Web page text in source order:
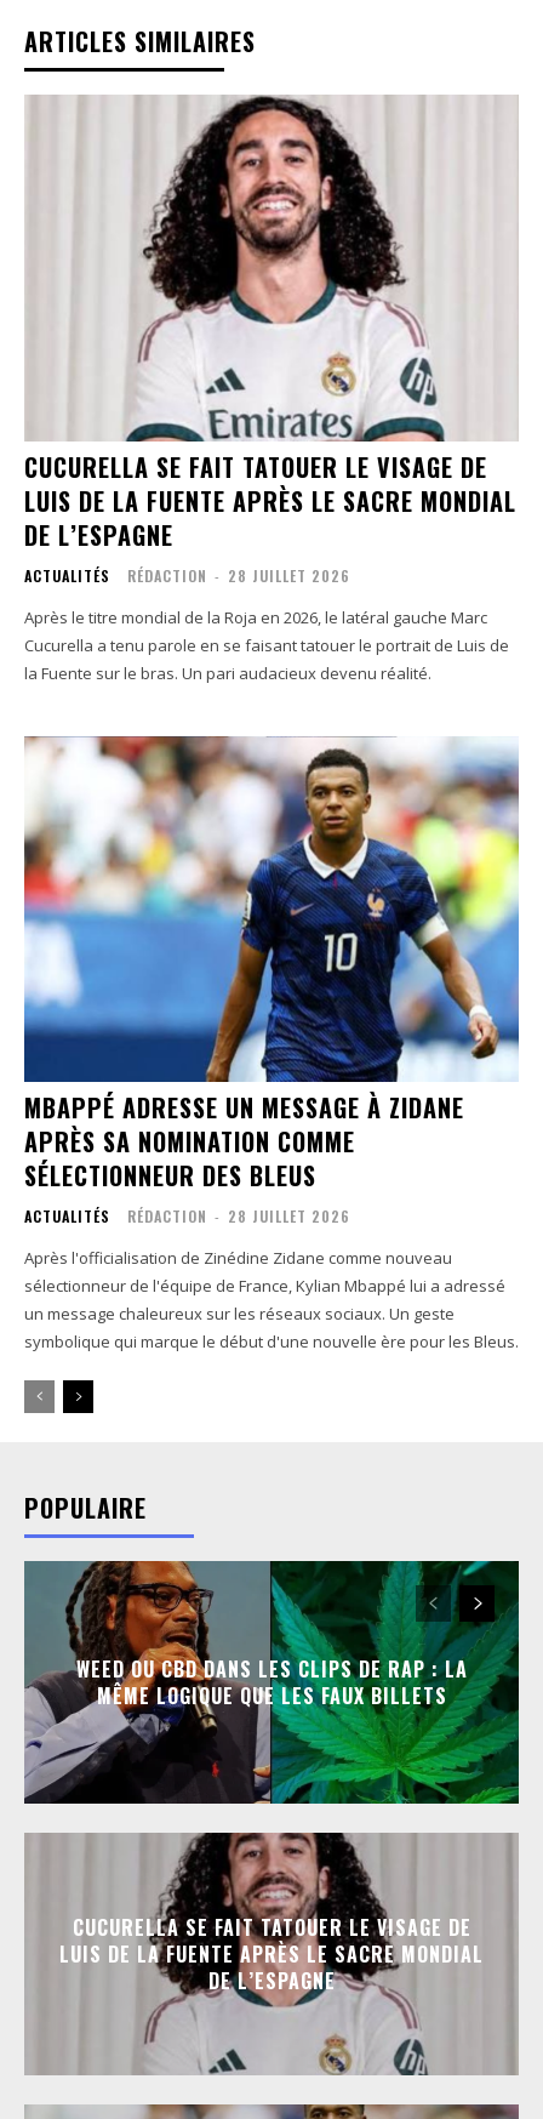
ARTICLES SIMILAIRES
CUCURELLA SE FAIT TATOUER LE VISAGE DE
LUIS DE LA FUENTE APRÈS LE SACRE MONDIAL
DE L’ESPAGNE
ACTUALITÉS RÉDACTION - 28 JUILLET 2026
Après le titre mondial de la Roja en 2026, le latéral gauche Marc
Cucurella a tenu parole en se faisant tatouer le portrait de Luis de
la Fuente sur le bras. Un pari audacieux devenu réalité.
MBAPPÉ ADRESSE UN MESSAGE À ZIDANE
APRÈS SA NOMINATION COMME
SÉLECTIONNEUR DES BLEUS
ACTUALITÉS RÉDACTION - 28 JUILLET 2026
Après l'officialisation de Zinédine Zidane comme nouveau
sélectionneur de l'équipe de France, Kylian Mbappé lui a adressé
un message chaleureux sur les réseaux sociaux. Un geste
symbolique qui marque le début d'une nouvelle ère pour les Bleus.
POPULAIRE
WEED OU CBD DANS LES CLIPS DE RAP : LA
MÊME LOGIQUE QUE LES FAUX BILLETS
CUCURELLA SE FAIT TATOUER LE VISAGE DE
LUIS DE LA FUENTE APRÈS LE SACRE MONDIAL
DE L’ESPAGNE